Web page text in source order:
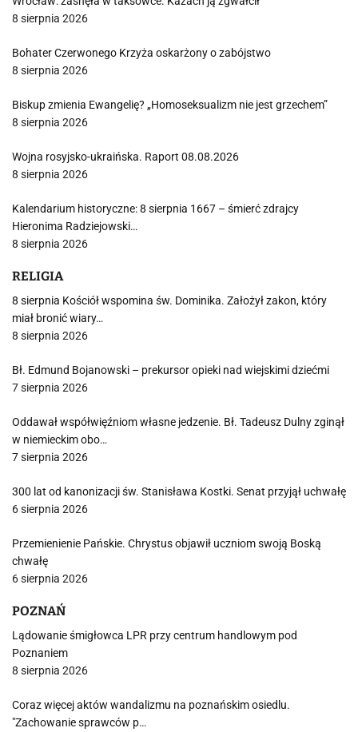
8 sierpnia 2026
Bohater Czerwonego Krzyża oskarżony o zabójstwo
8 sierpnia 2026
Biskup zmienia Ewangelię? „Homoseksualizm nie jest grzechem”
8 sierpnia 2026
Wojna rosyjsko-ukraińska. Raport 08.08.2026
8 sierpnia 2026
Kalendarium historyczne: 8 sierpnia 1667 – śmierć zdrajcy
Hieronima Radziejowski…
8 sierpnia 2026
RELIGIA
8 sierpnia Kościół wspomina św. Dominika. Założył zakon, który
miał bronić wiary…
8 sierpnia 2026
Bł. Edmund Bojanowski – prekursor opieki nad wiejskimi dziećmi
7 sierpnia 2026
Oddawał współwięźniom własne jedzenie. Bł. Tadeusz Dulny zginął
w niemieckim obo…
7 sierpnia 2026
300 lat od kanonizacji św. Stanisława Kostki. Senat przyjął uchwałę
6 sierpnia 2026
Przemienienie Pańskie. Chrystus objawił uczniom swoją Boską
chwałę
6 sierpnia 2026
POZNAŃ
Lądowanie śmigłowca LPR przy centrum handlowym pod
Poznaniem
8 sierpnia 2026
Coraz więcej aktów wandalizmu na poznańskim osiedlu.
"Zachowanie sprawców p…